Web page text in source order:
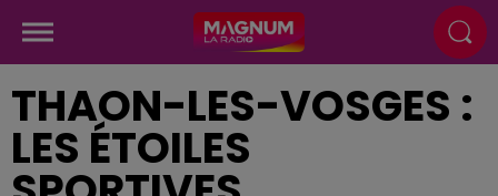
THAON-LES-VOSGES :
LES ÉTOILES